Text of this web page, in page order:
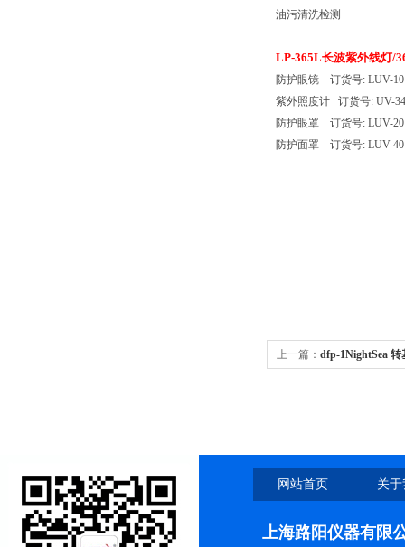
油污清洗检测
LP-365L长波紫外线灯/
防护眼镜 订货号: LUV-10
紫外照度计 订货号: UV-
防护眼罩 订货号: LUV-20
防护面罩 订货号: LUV-40
上一篇： dfp-1NightSea
网站首页 关
上海路阳仪器有限